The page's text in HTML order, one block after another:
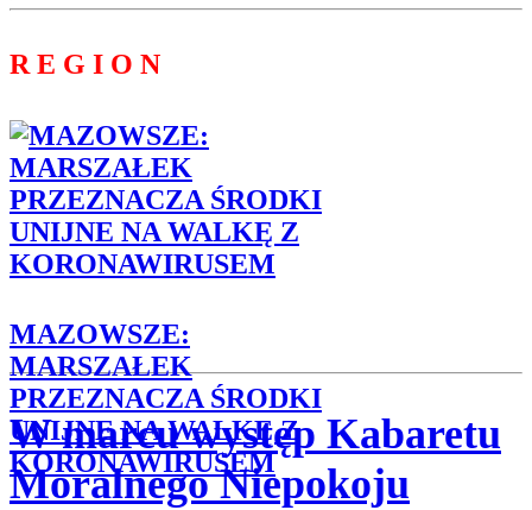
R E G I O N
MAZOWSZE:
MARSZAŁEK
PRZEZNACZA ŚRODKI
UNIJNE NA WALKĘ Z
KORONAWIRUSEM
W marcu występ Kabaretu
Moralnego Niepokoju